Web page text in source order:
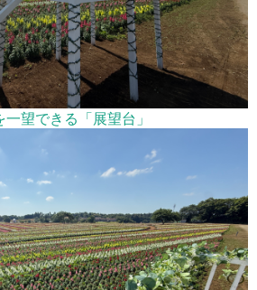
望できる「展望台」